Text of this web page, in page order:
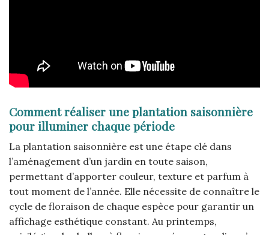
Comment réaliser une plantation saisonnière
pour illuminer chaque période
La plantation saisonnière est une étape clé dans
l’aménagement d’un jardin en toute saison,
permettant d’apporter couleur, texture et parfum à
tout moment de l’année. Elle nécessite de connaître le
cycle de floraison de chaque espèce pour garantir un
affichage esthétique constant. Au printemps,